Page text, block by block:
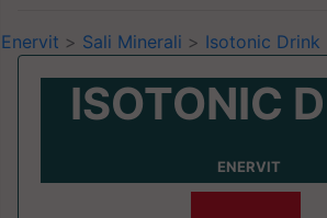
Enervit > Sali Minerali > Isotonic Drink
ISOTONIC
ENERVIT